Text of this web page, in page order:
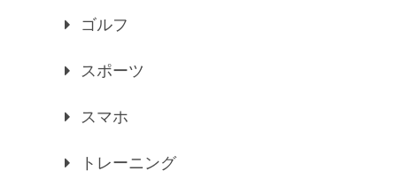
ゴルフ
スポーツ
スマホ
トレーニング